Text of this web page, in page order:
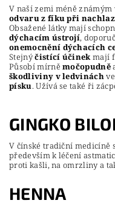
V naší zemi méně
odvaru z fíku při
Obsažené látky mají
dýchacím ústrojí,
onemocnění dýchacích
Stejnýčistící účinekmají
Působí mírněmočopudně
škodliviny v ledvinách
písku. Užívá se také ři
GINGKO
V čínské tradiční medicíně
především k léčení
proti kašli, na omrzliny a
HENNA